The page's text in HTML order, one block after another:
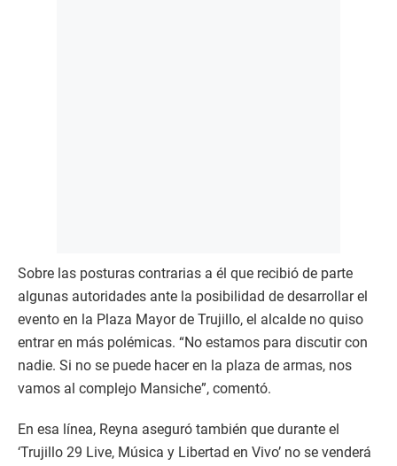
Sobre las posturas contrarias a él que recibió de parte
algunas autoridades ante la posibilidad de desarrollar el
evento en la Plaza Mayor de Trujillo, el alcalde no quiso
entrar en más polémicas. “No estamos para discutir con
nadie. Si no se puede hacer en la plaza de armas, nos
vamos al complejo Mansiche”, comentó.
En esa línea, Reyna aseguró también que durante el
‘Trujillo 29 Live, Música y Libertad en Vivo’ no se venderá